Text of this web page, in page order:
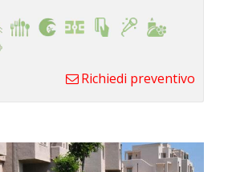
Richiedi preventivo